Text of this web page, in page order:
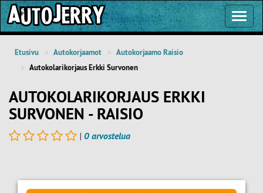
Etusivu Autokorjaamot
Autokorjaamo Raisio
Autokolarikorjaus Erkki Survonen
AUTOKOLARIKORJAUS ERKKI
SURVONEN - RAISIO
| 0 arvostelua